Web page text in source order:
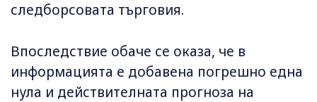
следборсовата търговия.
Впоследствие обаче се оказа, че в
информацията е добавена погрешно една
нула и действителната прогноза на